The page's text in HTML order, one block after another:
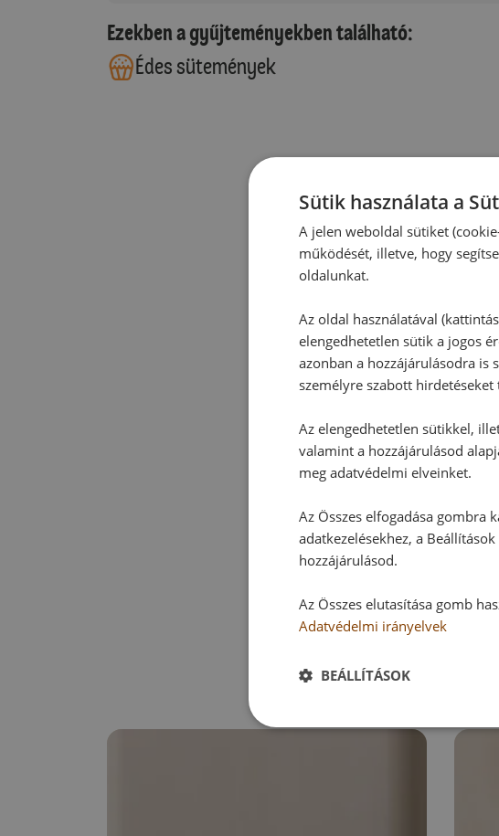
Ezekben a gyűjteményekben található:
Édes sütemények
Sütik használata a
A jelen weboldal sütiket
működését, illetve, hogy
oldalunkat.
Az oldal használatával
elengedhetetlen sütik a jogos
azonban a hozzájárulásodra is
személyre szabott
Az elengedhetetlen sütikkel,
valamint a hozzájárulásod
meg adatvédelmi elveinket.
Az Összes elfogadása gombra
adatkezelésekhez, a
hozzájárulásod.
Az Összes elutasítása gomb
Adatvédelmi irányelvek
BEÁLLÍTÁSOK